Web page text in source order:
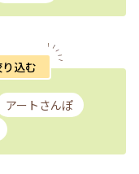
込む
アートさんぽ